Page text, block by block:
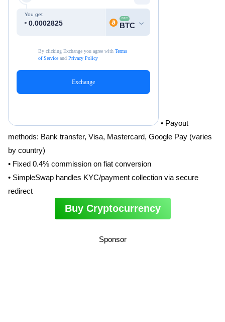
• Payout
methods: Bank transfer, Visa, Mastercard, Google Pay (varies
by country)
• Fixed 0.4% commission on fiat conversion
• SimpleSwap handles KYC/payment collection via secure
redirect
Buy Cryptocurrency
Sponsor